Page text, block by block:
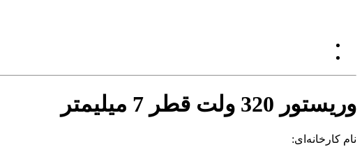
وریستور 320 ولت قطر 7 میلیمتر
نام کارخانه‌ای: